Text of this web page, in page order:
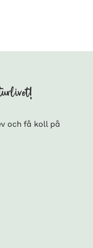
och få koll på